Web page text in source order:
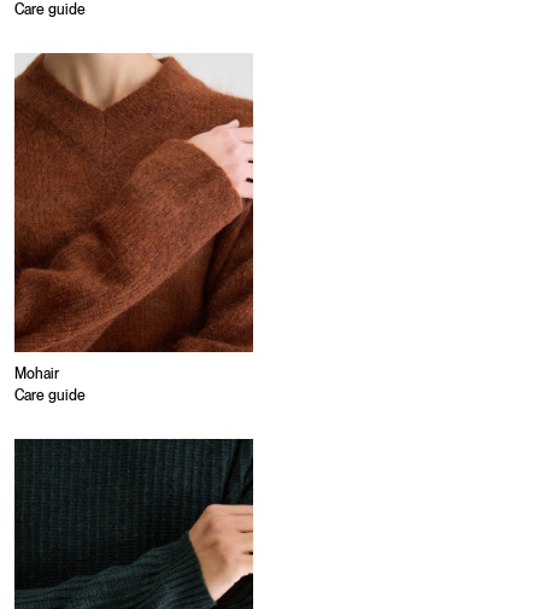
Care guide
Mohair
Care guide